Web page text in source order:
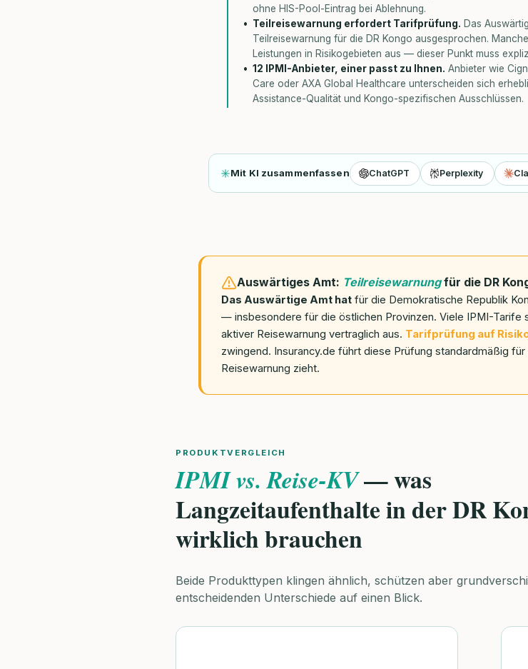
ohne HIS-Pool-Eintrag bei Ablehnung.
Teilreisewarnung erfordert Tarifprüfung. Das
Teilreisewarnung für die DR Kongo ausgesprochen.
Leistungen in Risikogebieten aus — dieser Punkt muss
12 IPMI-Anbieter, einer passt zu Ihnen. Anbieter wie
Care oder AXA Global Healthcare unterscheiden sich
Assistance-Qualität und Kongo-spezifischen Ausschlüssen.
Mit KI zusammenfassen ChatGPT Perplexity
Auswärtiges Amt: Teilreisewarnungfür die DR
Das Auswärtige Amt hat für die Demokratische Republik
— insbesondere für die östlichen Provinzen. Viele IPMI-Tarife
aktiver Reisewarnung vertraglich aus. Tarifprüfung auf
zwingend. Insurancy.de führt diese Prüfung standardmäßig
Reisewarnung zieht.
PRODUKTVERGLEICH
IPMI vs. Reise-KV— was
Langzeitaufenthalte in der DR
wirklich brauchen
Beide Produkttypen klingen ähnlich, schützen aber
entscheidenden Unterschiede auf einen Blick.